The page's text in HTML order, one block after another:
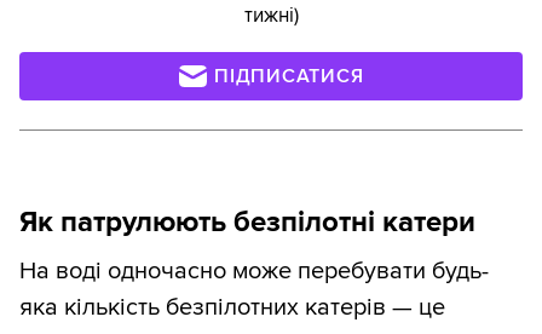
тижні)
ПІДПИСАТИСЯ
Як патрулюють безпілотні катери
На воді одночасно може перебувати будь-
яка кількість безпілотних катерів — це